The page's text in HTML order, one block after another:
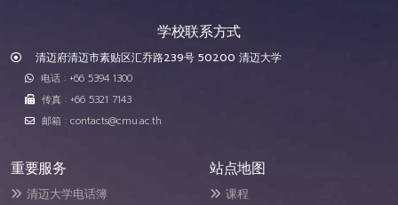
学校联系方式
清迈府清迈市素贴区汇乔路239号 50200 清迈大学
电话 : +66 5394 1300
传真 : +66 5321 7143
邮箱 : contacts@cmu.ac.th
重要服务
清迈大学电话簿
站点地图
课程